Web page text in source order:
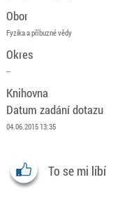
Obor
Fyzika a příbuzné vědy
Okres
--
Knihovna
Datum zadání dotazu
04.06.2015 13:35
To se mi líbí